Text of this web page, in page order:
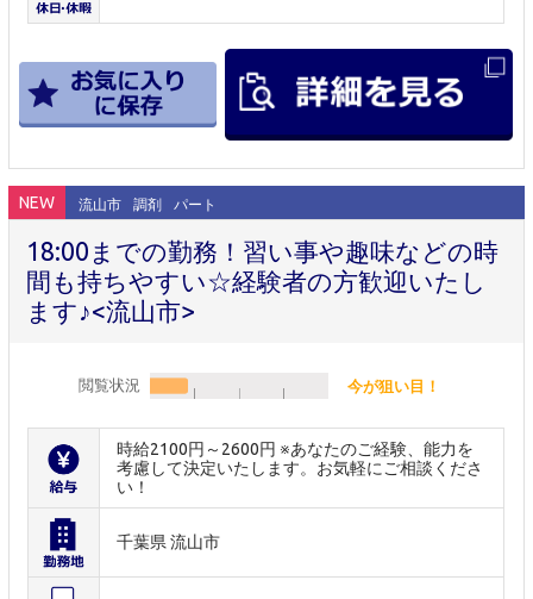
NEW 流山市 調剤 パート
18:00までの勤務！習い事や趣味などの時
間も持ちやすい☆経験者の方歓迎いたし
ます♪<流山市>
閲覧状況 今が狙い目！
時給2100円～2600円 ※あなたのご経験、能力を
考慮して決定いたします。お気軽にご相談くださ
い！
千葉県 流山市